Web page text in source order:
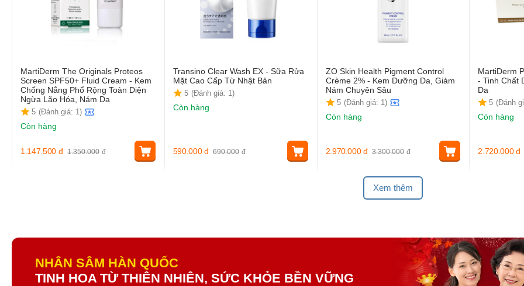
MartiDerm The Originals Proteos
Screen SPF50+ Fluid Cream - Kem
Chống Nắng Phổ Rộng Toàn Diện
Ngừa Lão Hóa, Nám Da
5 (Đánh giá: 1)
Còn hàng
1.350.000 đ
1.147.500 đ
Transino Clear Wash EX - Sữa Rửa
Mặt Cao Cấp Từ Nhật Bản
5 (Đánh giá: 1)
Còn hàng
690.000 đ
590.000 đ
ZO Skin Health Pigment Control
Crème 2% - Kem Dưỡng Da, Giảm
Nám Chuyên Sâu
5 (Đánh giá: 1)
Còn hàng
3.300.000 đ
2.970.000 đ
MartiDerm
- Tinh Chất
Da
5 (Đánh
Còn hàng
2.720.000 đ
Xem thêm
NHÂN SÂM HÀN QUỐC
TINH HOA TỪ THIÊN NHIÊN, SỨC KHỎE BỀN VỮNG